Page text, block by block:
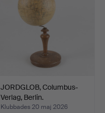
JORDGLOB, Columbus-
Verlag, Berlin.
Klubbades 20 maj 2026